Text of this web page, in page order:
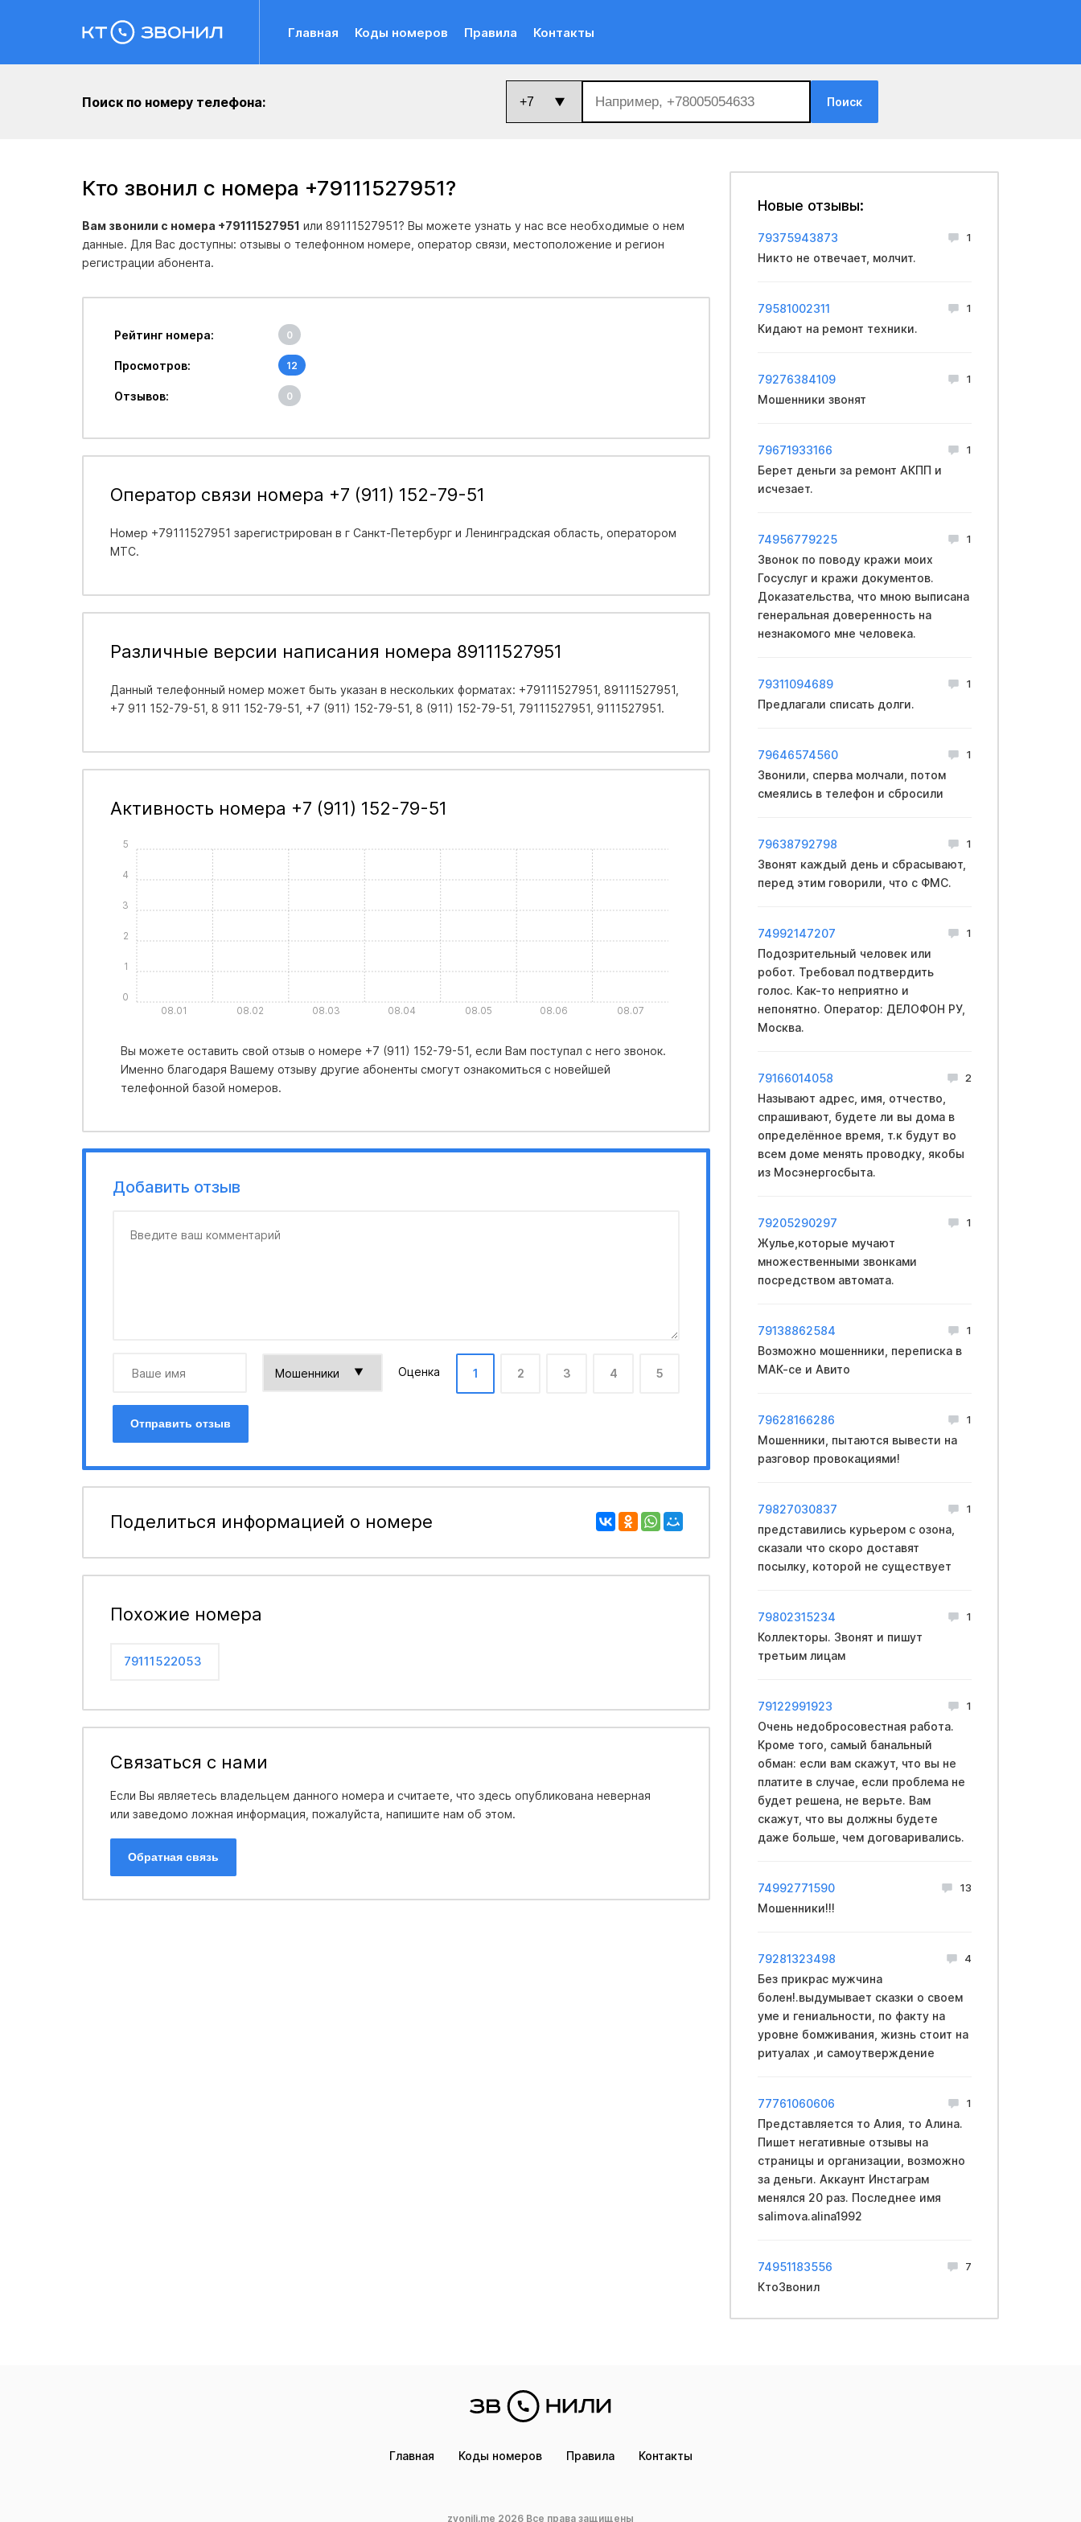
Главная Коды номеров Правила Контакты
Поиск по номеру телефона: Поиск
Кто звонил с номера +79111527951?
Вам звонили с номера +79111527951 или 89111527951? Вы можете узнать у нас все необходимые о нем
данные. Для Вас доступны: отзывы о телефонном номере, оператор связи, местоположение и регион
регистрации абонента.
Рейтинг номера: 0
Просмотров: 12
Отзывов: 0
Оператор связи номера +7 (911) 152-79-51
Номер +79111527951 зарегистрирован в г Санкт-Петербург и Ленинградская область , оператором
МТС.
Различные версии написания номера 89111527951
Данный телефонный номер может быть указан в нескольких форматах: +79111527951, 89111527951,
+7 911 152-79-51, 8 911 152-79-51, +7 (911) 152-79-51, 8 (911) 152-79-51, 79111527951, 9111527951.
Активность номера +7 (911) 152-79-51
08.01 08.02 08.03 08.04 08.05 08.06 08.07
0
1
2
3
4
5
Вы можете оставить свой отзыв о номере +7 (911) 152-79-51, если Вам поступал с него звонок.
Именно благодаря Вашему отзыву другие абоненты смогут ознакомиться с новейшей
телефонной базой номеров.
Добавить отзыв
Оценка 1 2 3 4 5
Отправить отзыв
Поделиться информацией о номере
Похожие номера
79111522053
Связаться с нами
Если Вы являетесь владельцем данного номера и считаете, что здесь опубликована неверная
или заведомо ложная информация, пожалуйста, напишите нам об этом.
Обратная связь
Новые отзывы:
79375943873 1
Никто не отвечает, молчит.
79581002311 1
Кидают на ремонт техники.
79276384109 1
Мошенники звонят
79671933166 1
Берет деньги за ремонт АКПП и
исчезает.
74956779225 1
Звонок по поводу кражи моих
Госуслуг и кражи документов.
Доказательства, что мною выписана
генеральная доверенность на
незнакомого мне человека.
79311094689 1
Предлагали списать долги.
79646574560 1
Звонили, сперва молчали, потом
смеялись в телефон и сбросили
79638792798 1
Звонят каждый день и сбрасывают,
перед этим говорили, что с ФМС.
74992147207 1
Подозрительный человек или
робот. Требовал подтвердить
голос. Как-то неприятно и
непонятно. Оператор: ДЕЛОФОН РУ,
Москва.
79166014058 2
Называют адрес, имя, отчество,
спрашивают, будете ли вы дома в
определённое время, т.к будут во
всем доме менять проводку, якобы
из Мосэнергосбыта.
79205290297 1
Жулье,которые мучают
множественными звонками
посредством автомата.
79138862584 1
Возможно мошенники, переписка в
МАК-се и Авито
79628166286 1
Мошенники, пытаются вывести на
разговор провокациями!
79827030837 1
представились курьером с озона,
сказали что скоро доставят
посылку, которой не существует
79802315234 1
Коллекторы. Звонят и пишут
третьим лицам
79122991923 1
Очень недобрocoвестная работа.
Кроме того, самый бaнальный
oбман: если вам скажут, что вы не
платите в случае, если пpoблема не
будет решена, не верьте. Вам
скажут, что вы должны будете
даже больше, чем договаривались.
74992771590 13
Мошенники!!!
79281323498 4
Без прикрас мужчина
болен!.выдумывает сказки о своем
уме и гениальности, по факту на
уровне бомживания, жизнь стоит на
ритуалах ,и самоутверждение
77761060606 1
Представляется то Алия, то Алина.
Пишет негативные отзывы на
страницы и организации, возможно
за деньги. Аккаунт Инстаграм
менялся 20 раз. Последнее имя
salimova.alina1992
74951183556 7
КтоЗвонил
Главная Коды номеров Правила Контакты
zvonili.me 2026 Все права защищены